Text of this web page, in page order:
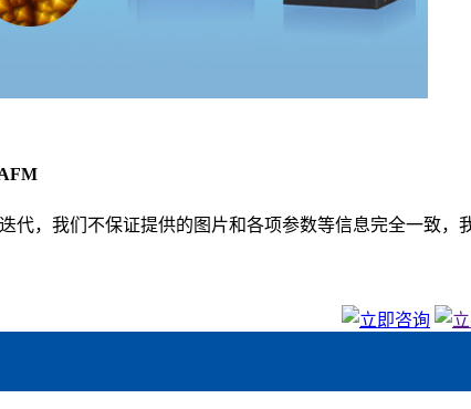
代，我们不保证提供的图片和各项参数等信息完全一致